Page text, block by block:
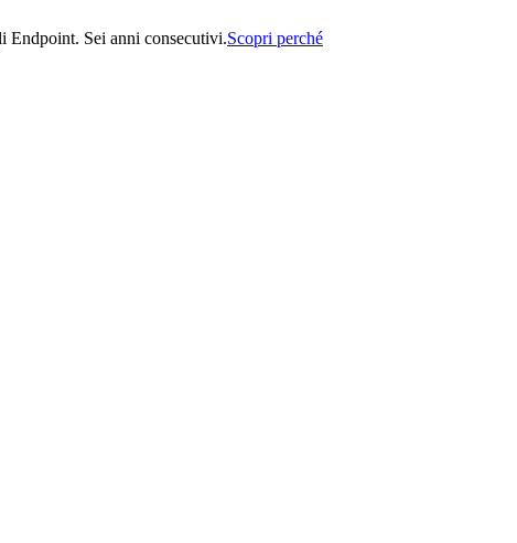
Sei anni consecutivi.Scopri perché